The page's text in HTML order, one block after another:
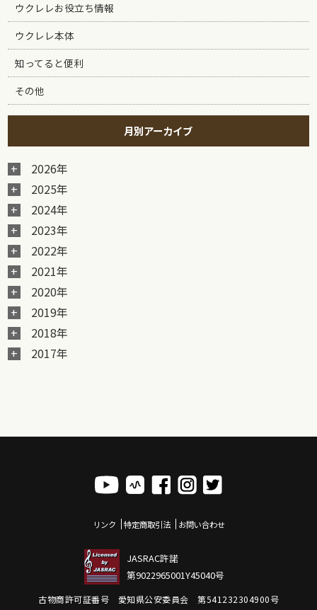
ウクレレお役立ち情報
ウクレレ本体
知ってると便利
その他
月別アーカイブ
2026年
2025年
2024年
2023年
2022年
2021年
2020年
2019年
2018年
2017年
リンク 特定商取引法 お問い合わせ
JASRAC許諾
第9022965001Y45040号
古物商許可証番号 愛知県公安委員会 第541232304900号